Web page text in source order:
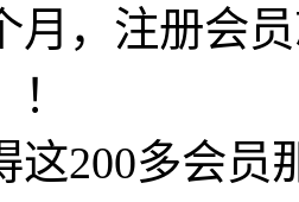
月，注册会
这200多会员